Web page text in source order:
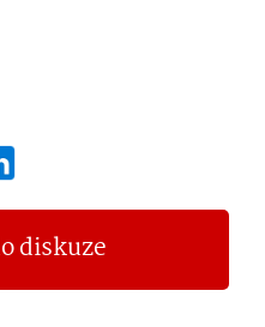
diskuze